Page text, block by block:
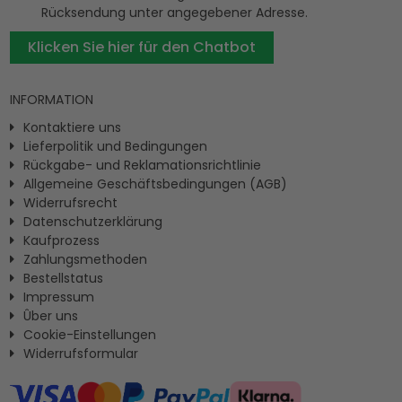
Rücksendung unter angegebener Adresse.
Klicken Sie hier für den Chatbot
INFORMATION
Kontaktiere uns
Lieferpolitik und Bedingungen
Rückgabe- und Reklamationsrichtlinie
Allgemeine Geschäftsbedingungen (AGB)
Widerrufsrecht
Datenschutzerklärung
Kaufprozess
Zahlungsmethoden
Bestellstatus
Impressum
Ûber uns
Cookie-Einstellungen
Widerrufsformular